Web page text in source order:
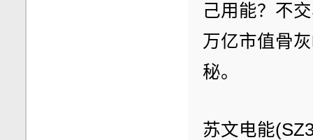
己用能？不
万亿市值骨
秘。
苏文电能